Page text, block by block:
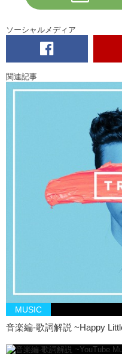
ソーシャルメディア
関連記事
MUSIC
音楽編-歌詞解説 ~Happy